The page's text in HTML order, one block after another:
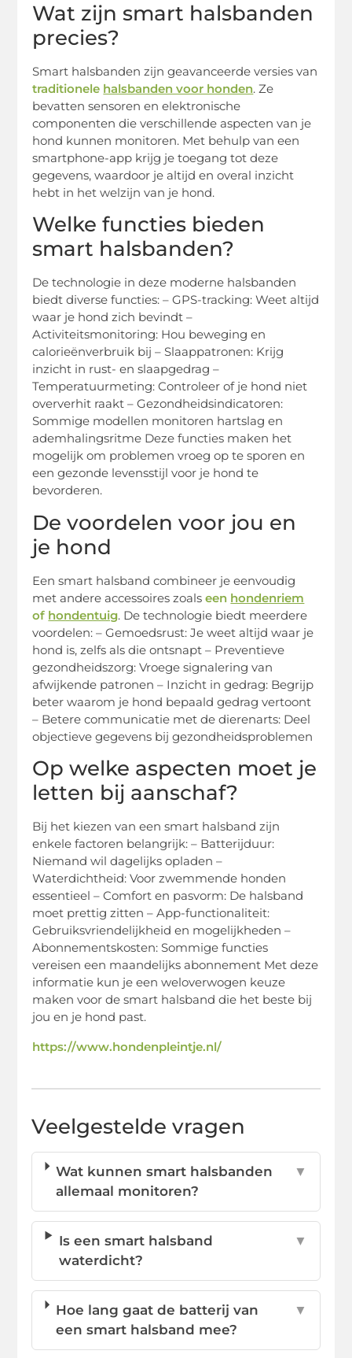
Wat zijn smart halsbanden
precies?
Smart halsbanden zijn geavanceerde versies van
traditionele halsbanden voor honden. Ze
bevatten sensoren en elektronische
componenten die verschillende aspecten van je
hond kunnen monitoren. Met behulp van een
smartphone-app krijg je toegang tot deze
gegevens, waardoor je altijd en overal inzicht
hebt in het welzijn van je hond.
Welke functies bieden
smart halsbanden?
De technologie in deze moderne halsbanden
biedt diverse functies: – GPS-tracking: Weet altijd
waar je hond zich bevindt –
Activiteitsmonitoring: Hou beweging en
calorieënverbruik bij – Slaappatronen: Krijg
inzicht in rust- en slaapgedrag –
Temperatuurmeting: Controleer of je hond niet
oververhit raakt – Gezondheidsindicatoren:
Sommige modellen monitoren hartslag en
ademhalingsritme Deze functies maken het
mogelijk om problemen vroeg op te sporen en
een gezonde levensstijl voor je hond te
bevorderen.
De voordelen voor jou en
je hond
Een smart halsband combineer je eenvoudig
met andere accessoires zoalseen hondenriem
of hondentuig. De technologie biedt meerdere
voordelen: – Gemoedsrust: Je weet altijd waar je
hond is, zelfs als die ontsnapt – Preventieve
gezondheidszorg: Vroege signalering van
afwijkende patronen – Inzicht in gedrag: Begrijp
beter waarom je hond bepaald gedrag vertoont
– Betere communicatie met de dierenarts: Deel
objectieve gegevens bij gezondheidsproblemen
Op welke aspecten moet je
letten bij aanschaf?
Bij het kiezen van een smart halsband zijn
enkele factoren belangrijk: – Batterijduur:
Niemand wil dagelijks opladen –
Waterdichtheid: Voor zwemmende honden
essentieel – Comfort en pasvorm: De halsband
moet prettig zitten – App-functionaliteit:
Gebruiksvriendelijkheid en mogelijkheden –
Abonnementskosten: Sommige functies
vereisen een maandelijks abonnement Met deze
informatie kun je een weloverwogen keuze
maken voor de smart halsband die het beste bij
jou en je hond past.
https://www.hondenpleintje.nl/
Veelgestelde vragen
Wat kunnen smart halsbanden
allemaal monitoren?
▼
Is een smart halsband
waterdicht?
▼
Hoe lang gaat de batterij van
een smart halsband mee?
▼